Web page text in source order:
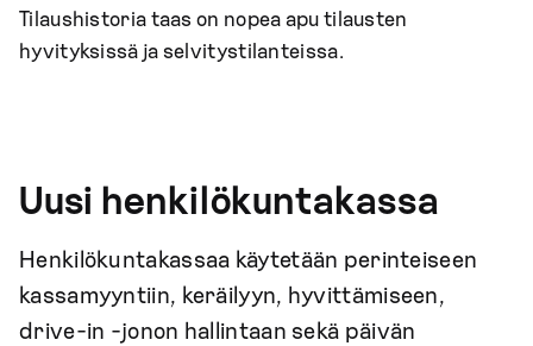
Tilaushistoria taas on nopea apu tilausten
hyvityksissä ja selvitystilanteissa.
Uusi henkilökuntakassa
Henkilökuntakassaa käytetään perinteiseen
kassamyyntiin, keräilyyn, hyvittämiseen,
drive-in -jonon hallintaan sekä päivän